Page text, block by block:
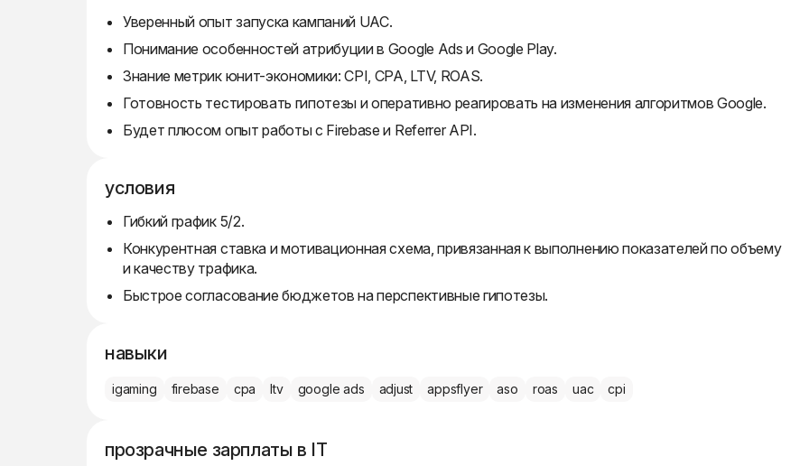
Уверенный опыт запуска кампаний UAC.
Понимание особенностей атрибуции в Google Ads и Google Play.
Знание метрик юнит-экономики: CPI, CPA, LTV, ROAS.
Готовность тестировать гипотезы и оперативно реагировать на изменения алгоритмов Google.
Будет плюсом опыт работы с Firebase и Referrer API.
условия
Гибкий график 5/2.
Конкурентная ставка и мотивационная схема, привязанная к выполнению показателей по объему
и качеству трафика.
Быстрое согласование бюджетов на перспективные гипотезы.
навыки
igaming firebase cpa ltv google ads adjust appsflyer aso roas uac cpi
прозрачные зарплаты в IT